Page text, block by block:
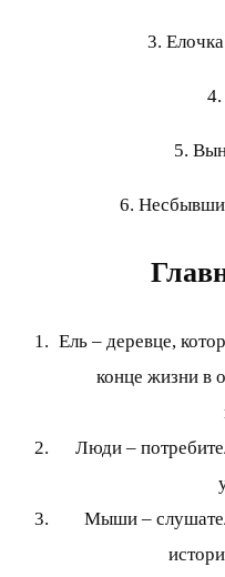
3.
5.
6.
Ель – деревце,
конце жизни в
Люди –
Мыши –